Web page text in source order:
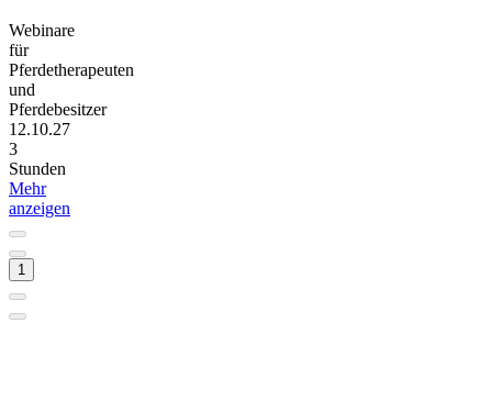
Webinare
für
Pferdetherapeuten
und
Pferdebesitzer
12.10.27
3
Stunden
Mehr
anzeigen
1